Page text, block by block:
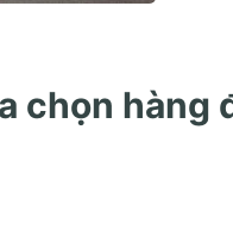
chọn hàng